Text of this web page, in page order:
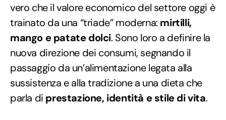
vero che il valore economico del settore oggi è
trainato da una “triade” moderna: mirtilli,
mango e patate dolci. Sono loro a definire la
nuova direzione dei consumi, segnando il
passaggio da un’alimentazione legata alla
sussistenza e alla tradizione a una dieta che
parla di prestazione, identità e stile di vita.